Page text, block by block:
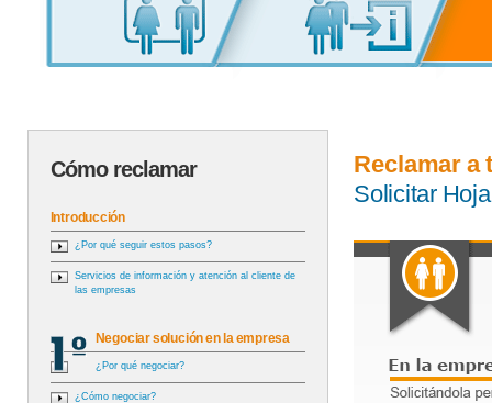
Cómo reclamar
Introducción
¿Por qué seguir estos pasos?
Servicios de información y atención al cliente de
las empresas
Negociar solución en la empresa
¿Por qué negociar?
¿Cómo negociar?
Reclamar a
Solicitar